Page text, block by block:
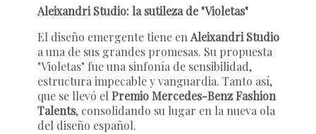
Aleixandri Studio: la sutileza de "Violetas"
El diseño emergente tiene en Aleixandri Studio
a una de sus grandes promesas. Su propuesta
"Violetas" fue una sinfonía de sensibilidad,
estructura impecable y vanguardia. Tanto así,
que se llevó el Premio Mercedes-Benz Fashion
Talents, consolidando su lugar en la nueva ola
del diseño español.